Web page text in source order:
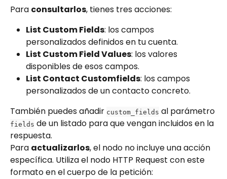
Para consultarlos, tienes tres acciones:
List Custom Fields: los campos
personalizados definidos en tu cuenta.
List Custom Field Values: los valores
disponibles de esos campos.
List Contact Customfields: los campos
personalizados de un contacto concreto.
También puedes añadir custom_fields al parámetro
fields de un listado para que vengan incluidos en la
respuesta.
Para actualizarlos, el nodo no incluye una acción
específica. Utiliza el nodo HTTP Request con este
formato en el cuerpo de la petición: